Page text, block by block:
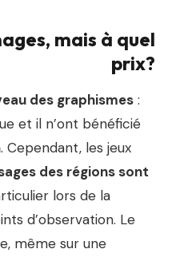
mais à quel
prix?
des graphismes :
et il n’ont bénéficié
. Cependant, les jeux
des régions sont
lors de la
d’observation. Le
même sur une